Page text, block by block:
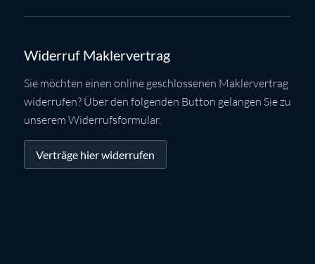
Widerruf Maklervertrag
Sie möchten einen online geschlossenen Maklervertrag
widerrufen? Über den folgenden Button gelangen Sie zu
unserem Widerrufsformular.
Verträge hier widerrufen